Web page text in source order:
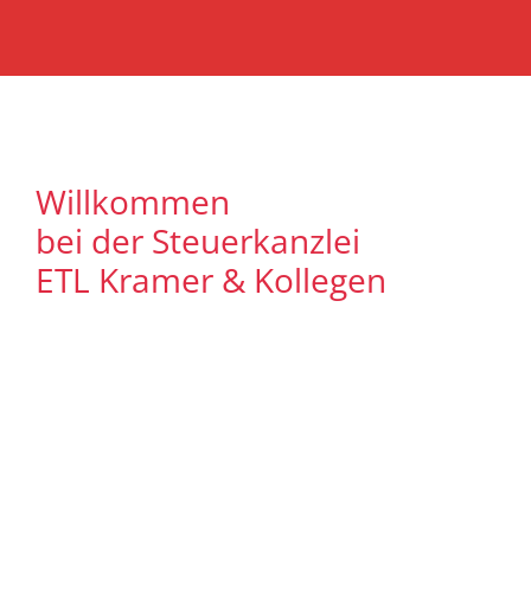
Willkommen
bei der Steuerkanzlei
ETL Kramer & Kollegen